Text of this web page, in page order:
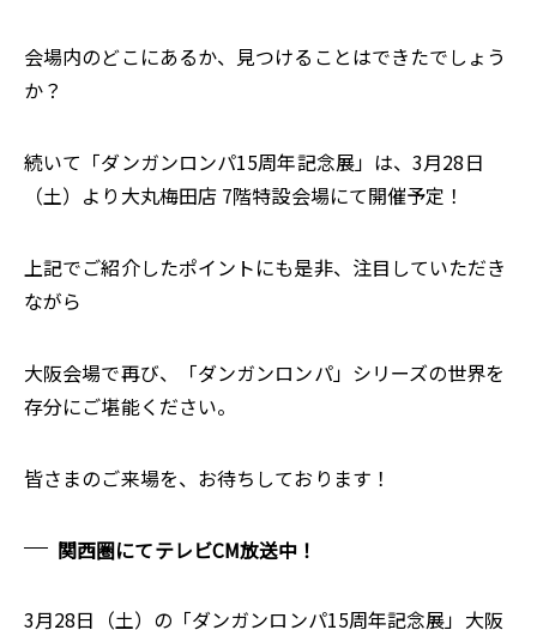
会場内のどこにあるか、見つけることはできたでしょう
か？
続いて「ダンガンロンパ15周年記念展」は、3月28日
（土）より大丸梅田店 7階特設会場にて開催予定！
上記でご紹介したポイントにも是非、注目していただき
ながら
大阪会場で再び、「ダンガンロンパ」シリーズの世界を
存分にご堪能ください。
皆さまのご来場を、お待ちしております！
関西圏にてテレビCM放送中！
3月28日（土）の「ダンガンロンパ15周年記念展」大阪